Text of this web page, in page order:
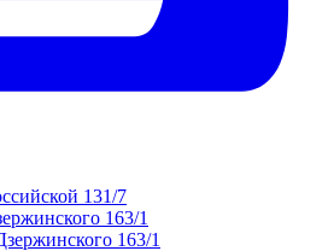
131/7
163/1
163/1